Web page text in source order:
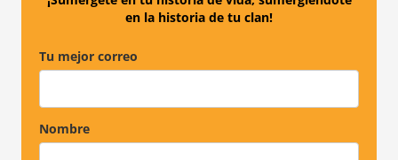
en la historia de tu clan!
Tu mejor correo
Nombre